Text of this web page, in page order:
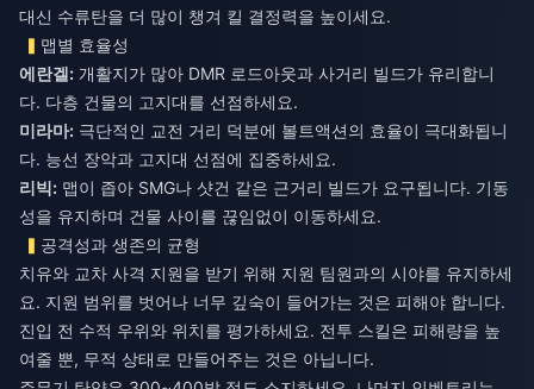
대신 수류탄을 더 많이 챙겨 킬 결정력을 높이세요.
맵별 효율성
에란겔: 개활지가 많아 DMR 로드아웃과 사거리 빌드가 유리합니
미라마: 극단적인 교전 거리 덕분에 볼트액션의 효율이 극대화됩니
리빅: 맵이 좁아 SMG나 샷건 같은 근거리 빌드가 요구됩니다. 기동
성을 유지하며 건물 사이를 끊임없이 이동하세요.
공격성과 생존의 균형
치유와 교차 사격 지원을 받기 위해 지원 팀원과의 시야를 유지하세
요. 지원 범위를 벗어나 너무 깊숙이 들어가는 것은 피해야 합니다.
진입 전 수적 우위와 위치를 평가하세요. 전투 스킬은 피해량을 높
여줄 뿐, 무적 상태로 만들어주는 것은 아닙니다.